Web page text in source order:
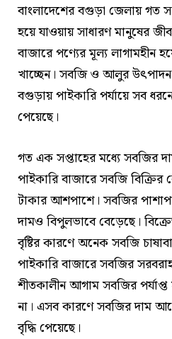
বাংলাদেশের বগুড়া জেলায় গত
হয়ে যাওয়ায় সাধারণ মানুষের
বাজারে পণ্যের মূল্য লাগামহীন
খাচ্ছেন। সবজি ও আলুর উৎপাদন
বগুড়ায় পাইকারি পর্যায়ে সব
পেয়েছে।
গত এক সপ্তাহের মধ্যে সবজির
পাইকারি বাজারে সবজি
টাকার আশপাশে। সবজির
দামও বিপুলভাবে বেড়েছে।
বৃষ্টির কারণে অনেক সবজি
পাইকারি বাজারে সবজির
শীতকালীন আগাম সবজির
না। এসব কারণে সবজির দাম
বৃদ্ধি পেয়েছে।